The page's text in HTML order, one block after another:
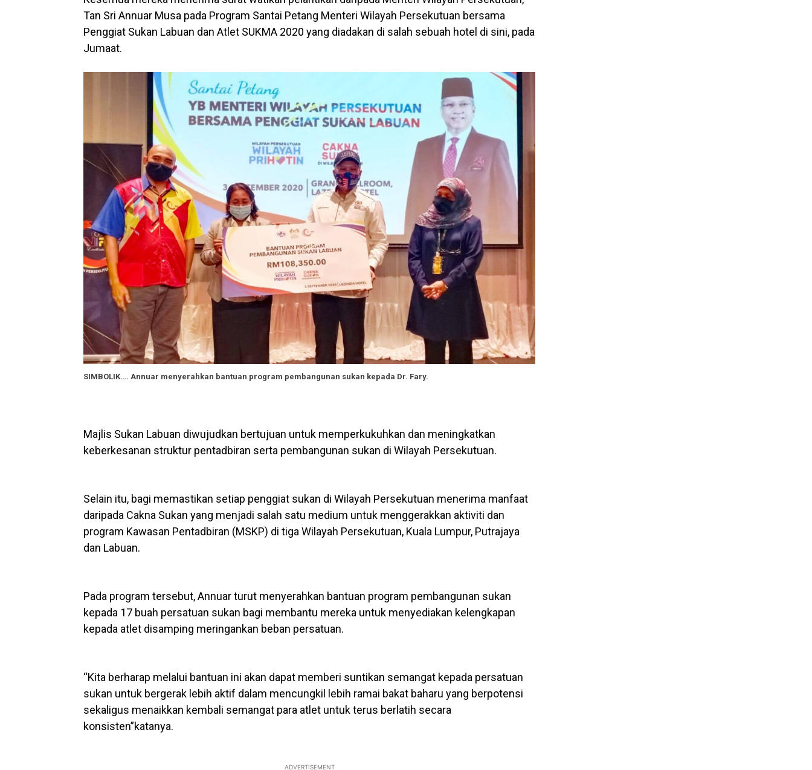
Tan Sri Annuar Musa pada Program Santai Petang Menteri Wilayah Persekutuan bersama
Penggiat Sukan Labuan dan Atlet SUKMA 2020 yang diadakan di salah sebuah hotel di sini, pada
Jumaat.
SIMBOLIK…. Annuar menyerahkan bantuan program pembangunan sukan kepada Dr. Fary.
Majlis Sukan Labuan diwujudkan bertujuan untuk memperkukuhkan dan meningkatkan
keberkesanan struktur pentadbiran serta pembangunan sukan di Wilayah Persekutuan.
Selain itu, bagi memastikan setiap penggiat sukan di Wilayah Persekutuan menerima manfaat
daripada Cakna Sukan yang menjadi salah satu medium untuk menggerakkan aktiviti dan
program Kawasan Pentadbiran (MSKP) di tiga Wilayah Persekutuan, Kuala Lumpur, Putrajaya
dan Labuan.
Pada program tersebut, Annuar turut menyerahkan bantuan program pembangunan sukan
kepada 17 buah persatuan sukan bagi membantu mereka untuk menyediakan kelengkapan
kepada atlet disamping meringankan beban persatuan.
“Kita berharap melalui bantuan ini akan dapat memberi suntikan semangat kepada persatuan
sukan untuk bergerak lebih aktif dalam mencungkil lebih ramai bakat baharu yang berpotensi
sekaligus menaikkan kembali semangat para atlet untuk terus berlatih secara
konsisten”katanya.
ADVERTISEMENT